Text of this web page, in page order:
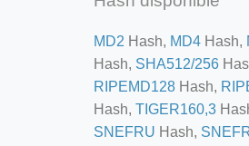
MD2 Hash, MD4 Hash,
Hash, SHA512/256
RIPEMD128 Hash,
Hash, TIGER160,3
SNEFRU Hash,